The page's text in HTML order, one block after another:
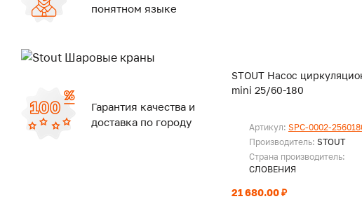
понятном языке
Гарантия качества и
доставка по городу
STOUT Насос
mini 25/60-180
Артикул: SPC-0002-
Производитель: STOUT
Страна производитель:
СЛОВЕНИЯ
21 680.00 ₽